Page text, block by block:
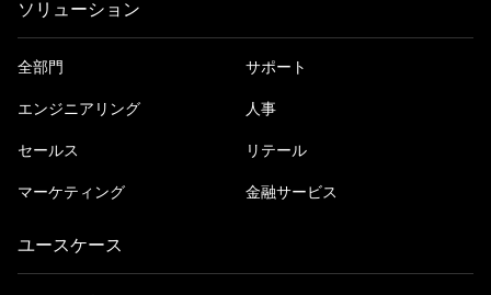
ソリューション
全部門
エンジニアリング
セールス
マーケティング
サポート
人事
リテール
金融サービス
ユースケース